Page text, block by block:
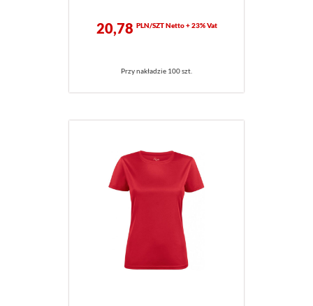
20,78 PLN/SZT Netto + 23% Vat
Przy nakładzie 100 szt.